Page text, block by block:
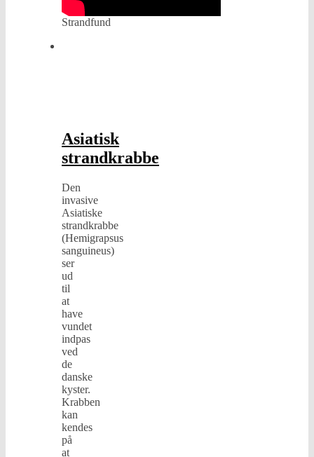
Strandfund
Asiatisk
strandkrabbe
Den
invasive
Asiatiske
strandkrabbe
(Hemigrapsus
sanguineus)
ser
ud
til
at
have
vundet
indpas
ved
de
danske
kyster.
Krabben
kan
kendes
på
at